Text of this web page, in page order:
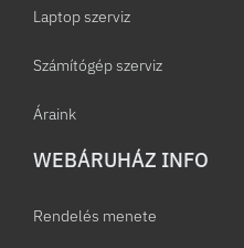
Laptop szerviz
Számítógép szerviz
Áraink
WEBÁRUHÁZ INFO
Rendelés menete